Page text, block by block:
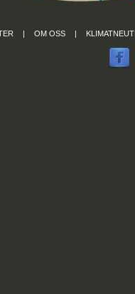
| OM OSS |